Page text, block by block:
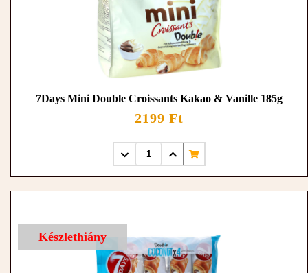
7Days Mini Double Croissants Kakao & Vanille 185g
2199 Ft
Készlethiány